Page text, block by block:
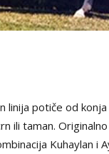
linija potiče od
ili taman.
Kuhaylan i